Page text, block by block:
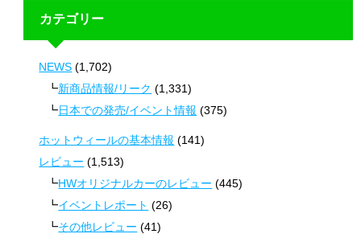
カテゴリー
NEWS (1,702)
新商品情報/リーク (1,331)
日本での発売/イベント情報 (375)
ホットウィールの基本情報 (141)
レビュー (1,513)
HWオリジナルカーのレビュー (445)
イベントレポート (26)
その他レビュー (41)